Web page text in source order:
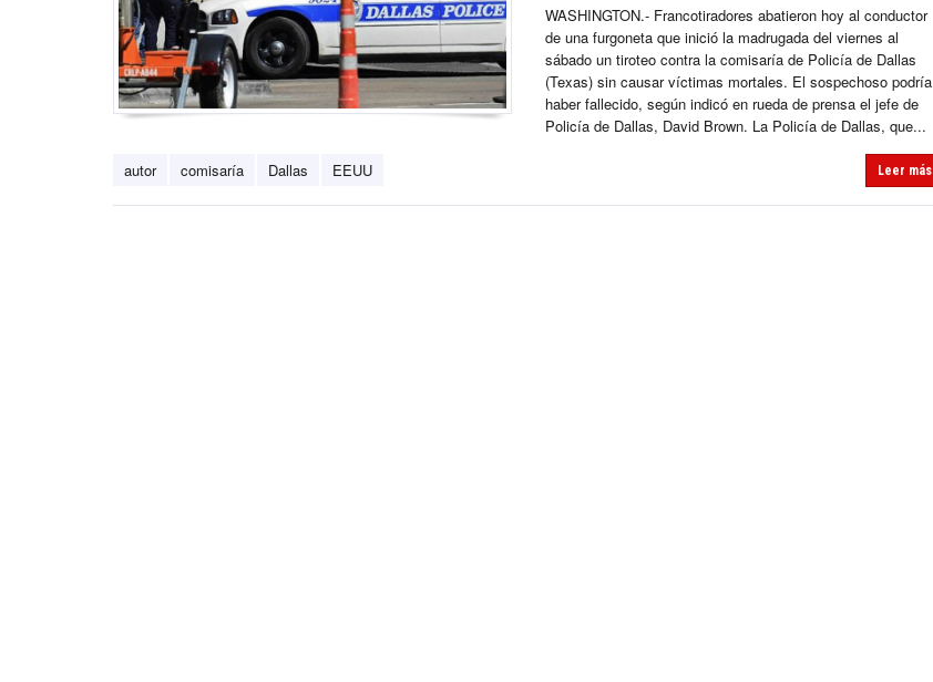
WASHINGTON.- Francotiradores abatieron hoy al conductor
de una furgoneta que inició la madrugada del viernes al
sábado un tiroteo contra la comisaría de Policía de Dallas
(Texas) sin causar víctimas mortales. El sospechoso podría
haber fallecido, según indicó en rueda de prensa el jefe de
Policía de Dallas, David Brown. La Policía de Dallas, que...
autor comisaría Dallas EEUU Leer más